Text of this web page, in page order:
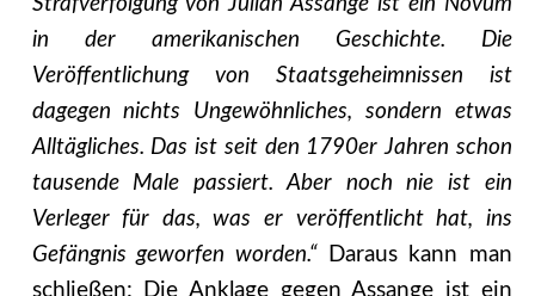
in der amerikanischen Geschichte. Die
Veröffentlichung von Staatsgeheimnissen ist
dagegen nichts Ungewöhnliches, sondern etwas
Alltägliches. Das ist seit den 1790er Jahren schon
tausende Male passiert. Aber noch nie ist ein
Verleger für das, was er veröffentlicht hat, ins
Gefängnis geworfen worden.“ Daraus kann man
schließen: Die Anklage gegen Assange ist ein